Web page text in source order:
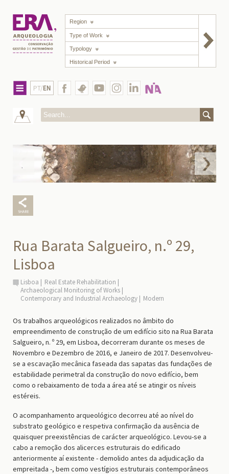
Region
Type of Work
Typology
Historical Period
PT/EN
Rua Barata Salgueiro, n.º 29,
Lisboa
Lisboa
Real Estate Rehabilitation
Archaeological Monitoring of Works
Contemporary and Industrial Archaeology
Modern
Os trabalhos arqueológicos realizados no âmbito do
empreendimento de construção de um edifício sito na Rua Barata
Salgueiro, n. º 29, em Lisboa, decorreram durante os meses de
Novembro e Dezembro de 2016, e Janeiro de 2017. Desenvolveu-
se a escavação mecânica faseada das sapatas das fundações de
estabilidade perimetral da construção do novo edifício, bem
como o rebaixamento de toda a área até se atingir os níveis
estéreis.
O acompanhamento arqueológico decorreu até ao nível do
substrato geológico e respetiva confirmação da ausência de
quaisquer preexistências de carácter arqueológico. Levou-se a
cabo a remoção dos alicerces estruturais do edificado
anteriormente aí existente - demolido antes da adjudicação da
empreitada -, bem como vestígios estruturais contemporâneos